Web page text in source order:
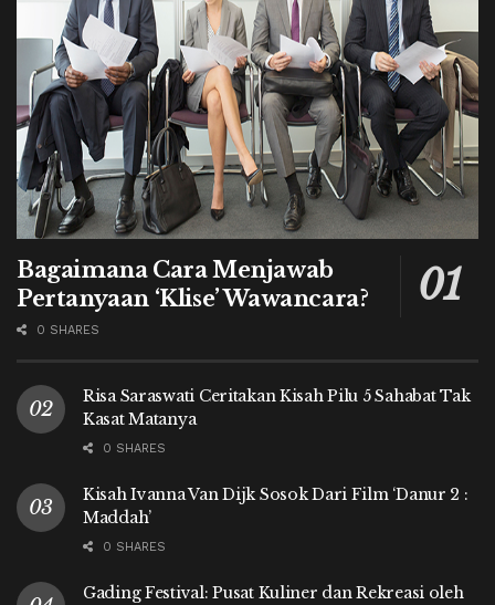
Bagaimana Cara Menjawab
Pertanyaan ‘Klise’ Wawancara?
0 SHARES
Risa Saraswati Ceritakan Kisah Pilu 5 Sahabat Tak
Kasat Matanya
0 SHARES
Kisah Ivanna Van Dijk Sosok Dari Film ‘Danur 2 :
Maddah’
0 SHARES
Gading Festival: Pusat Kuliner dan Rekreasi oleh